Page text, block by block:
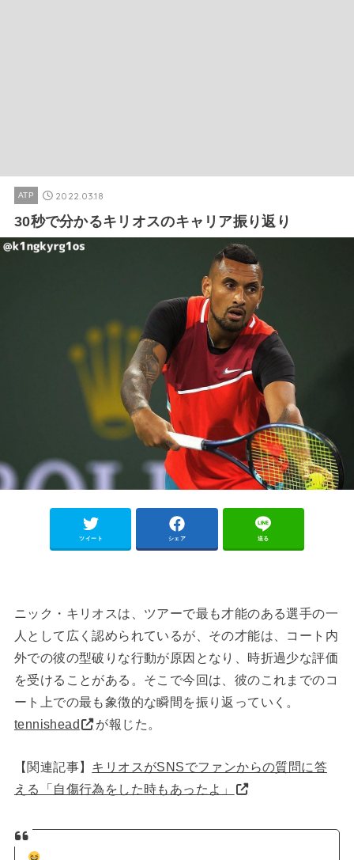
ATP 2022.03.18
30秒で分かるキリオスのキャリア振り返り
ツイート シェア 送る
ニック・キリオスは、ツアーで最も才能のある選手の一
人として広く認められているが、その才能は、コート内
外での彼の型破りな行動が原因となり、時折過少な評価
を受けることがある。そこで今回は、彼のこれまでのコ
ート上での最も象徴的な瞬間を振り返っていく。
tennishead
が報じた。
【関連記事】 キリオスがSNSでファンからの質問に答
える「自傷行為をした時もあったよ」